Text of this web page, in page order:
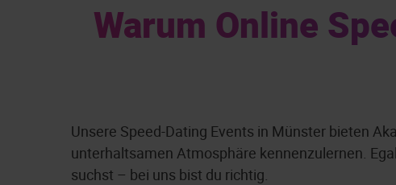
Warum Online
Unsere Speed-Dating Events in Münster bieten
unterhaltsamen Atmosphäre kennenzulernen.
suchst – bei uns bist du richtig.